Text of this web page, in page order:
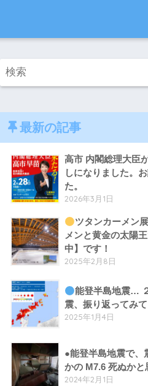
最新の記事
高市 内閣総理大臣
しになりました。
た。
2026年3月1日
ツタンカーメン
メンと黄金の太陽
中】です！
2025年2月8日
能登半島地震…
震、振り返ってみ
2025年1月4日
●能登半島地震で
かの M7.6 死ぬかと
2024年2月1日